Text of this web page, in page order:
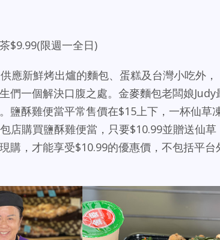
$9.99(限週一全日)
應新鮮烤出爐的麵包、蛋糕及台灣小吃外，
們一個解決口腹之處。金麥麵包老闆娘Judy
鹽酥雞便當平常售價在$15上下，一杯仙草
店購買鹽酥雞便當，只要$10.99並贈送仙草
購，才能享受$10.99的優惠價，不包括平台